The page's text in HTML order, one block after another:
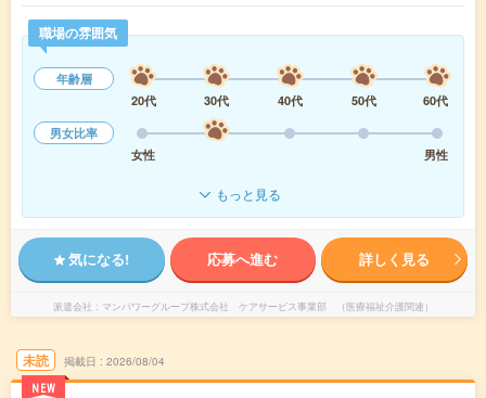
職場の雰囲気
年齢層
20代
30代 40代 50代
60代
男女比率
女性
男性
もっと見る
気になる! 応募へ進む 詳しく見る
派遣会社 マンパワーグループ株式会社 ケアサービス事業部 （医療福祉介護関連）
未読
NEW
掲載日 2026/08/04